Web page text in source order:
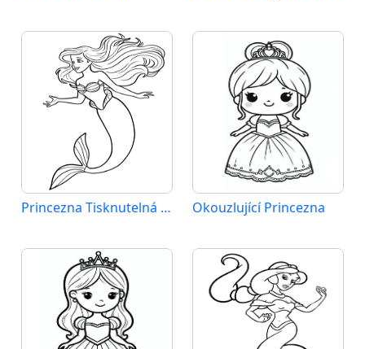
Princezna Tisknutelná pro Děti Okouzlující Princezna